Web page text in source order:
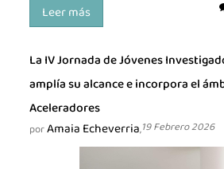
Leer más
La IV Jornada de Jóvenes
amplía su alcance e incorpora el
Aceleradores
porAmaia Echeverria,19 Febrero 2026